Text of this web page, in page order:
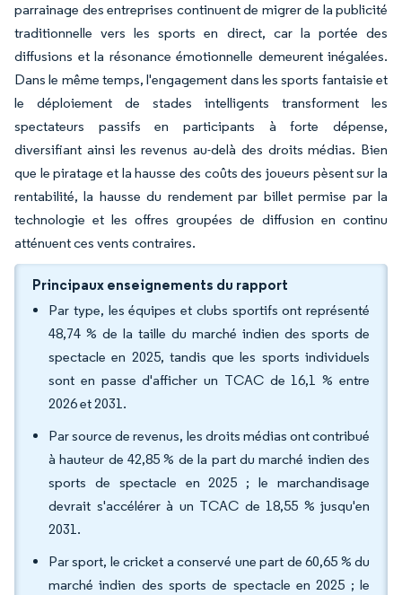
parrainage des entreprises continuent de migrer de la publicité
traditionnelle vers les sports en direct, car la portée des
diffusions et la résonance émotionnelle demeurent inégalées.
Dans le même temps, l'engagement dans les sports fantaisie et
le déploiement de stades intelligents transforment les
spectateurs passifs en participants à forte dépense,
diversifiant ainsi les revenus au-delà des droits médias. Bien
que le piratage et la hausse des coûts des joueurs pèsent sur la
rentabilité, la hausse du rendement par billet permise par la
technologie et les offres groupées de diffusion en continu
atténuent ces vents contraires.
Principaux enseignements du rapport
Par type, les équipes et clubs sportifs ont représenté
48,74 % de la taille du marché indien des sports de
spectacle en 2025, tandis que les sports individuels
sont en passe d'afficher un TCAC de 16,1 % entre
2026 et 2031.
Par source de revenus, les droits médias ont contribué
à hauteur de 42,85 % de la part du marché indien des
sports de spectacle en 2025 ; le marchandisage
devrait s'accélérer à un TCAC de 18,55 % jusqu'en
2031.
Par sport, le cricket a conservé une part de 60,65 % du
marché indien des sports de spectacle en 2025 ; le